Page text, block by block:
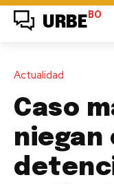
URBE BO
Actualidad
Caso
niegan